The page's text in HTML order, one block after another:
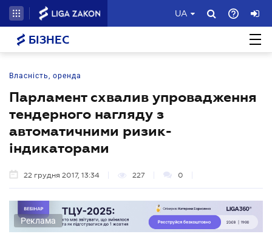
UA
БІЗНЕС
Власність, оренда
Парламент схвалив упровадження
тендерного нагляду з
автоматичними ризик-
індикаторами
22 грудня 2017, 13:34 227 0
Реклама